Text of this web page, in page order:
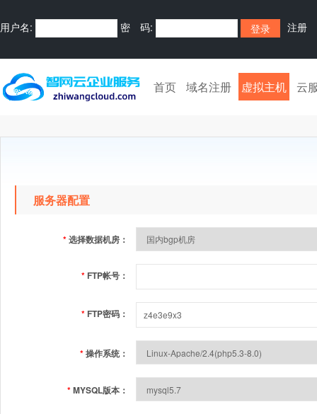
用户名: 密 码: 注册
首页 域名注册 虚拟主机 云
服务器配置
*选择数据机房：
* FTP帐号：
* FTP密码：
*操作系统：
*MYSQL版本：